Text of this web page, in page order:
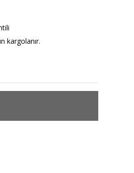
kargolanır.